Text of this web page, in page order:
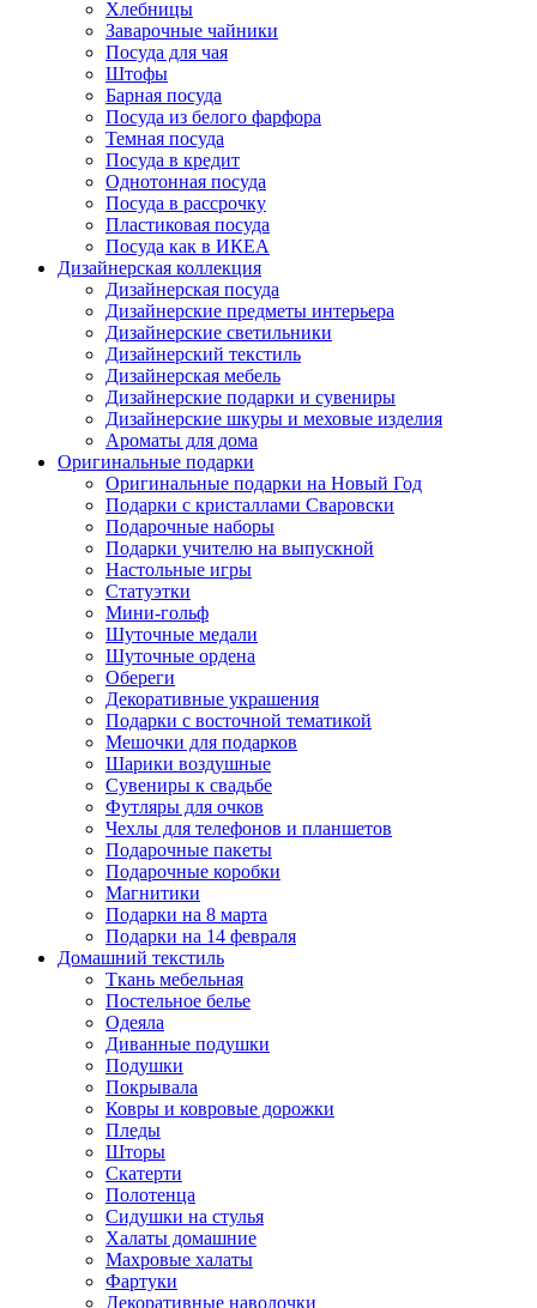
Хлебницы
Заварочные чайники
Посуда для чая
Штофы
Барная посуда
Посуда из белого фарфора
Темная посуда
Посуда в кредит
Однотонная посуда
Посуда в рассрочку
Пластиковая посуда
Посуда как в ИКЕА
Дизайнерская коллекция
Дизайнерская посуда
Дизайнерские предметы интерьера
Дизайнерские светильники
Дизайнерский текстиль
Дизайнерская мебель
Дизайнерские подарки и сувениры
Дизайнерские шкуры и меховые изделия
Ароматы для дома
Оригинальные подарки
Оригинальные подарки на Новый Год
Подарки с кристаллами Сваровски
Подарочные наборы
Подарки учителю на выпускной
Настольные игры
Статуэтки
Мини-гольф
Шуточные медали
Шуточные ордена
Обереги
Декоративные украшения
Подарки с восточной тематикой
Мешочки для подарков
Шарики воздушные
Сувениры к свадьбе
Футляры для очков
Чехлы для телефонов и планшетов
Подарочные пакеты
Подарочные коробки
Магнитики
Подарки на 8 марта
Подарки на 14 февраля
Домашний текстиль
Ткань мебельная
Постельное белье
Одеяла
Диванные подушки
Подушки
Покрывала
Ковры и ковровые дорожки
Пледы
Шторы
Скатерти
Полотенца
Сидушки на стулья
Халаты домашние
Махровые халаты
Фартуки
Декоративные наволочки